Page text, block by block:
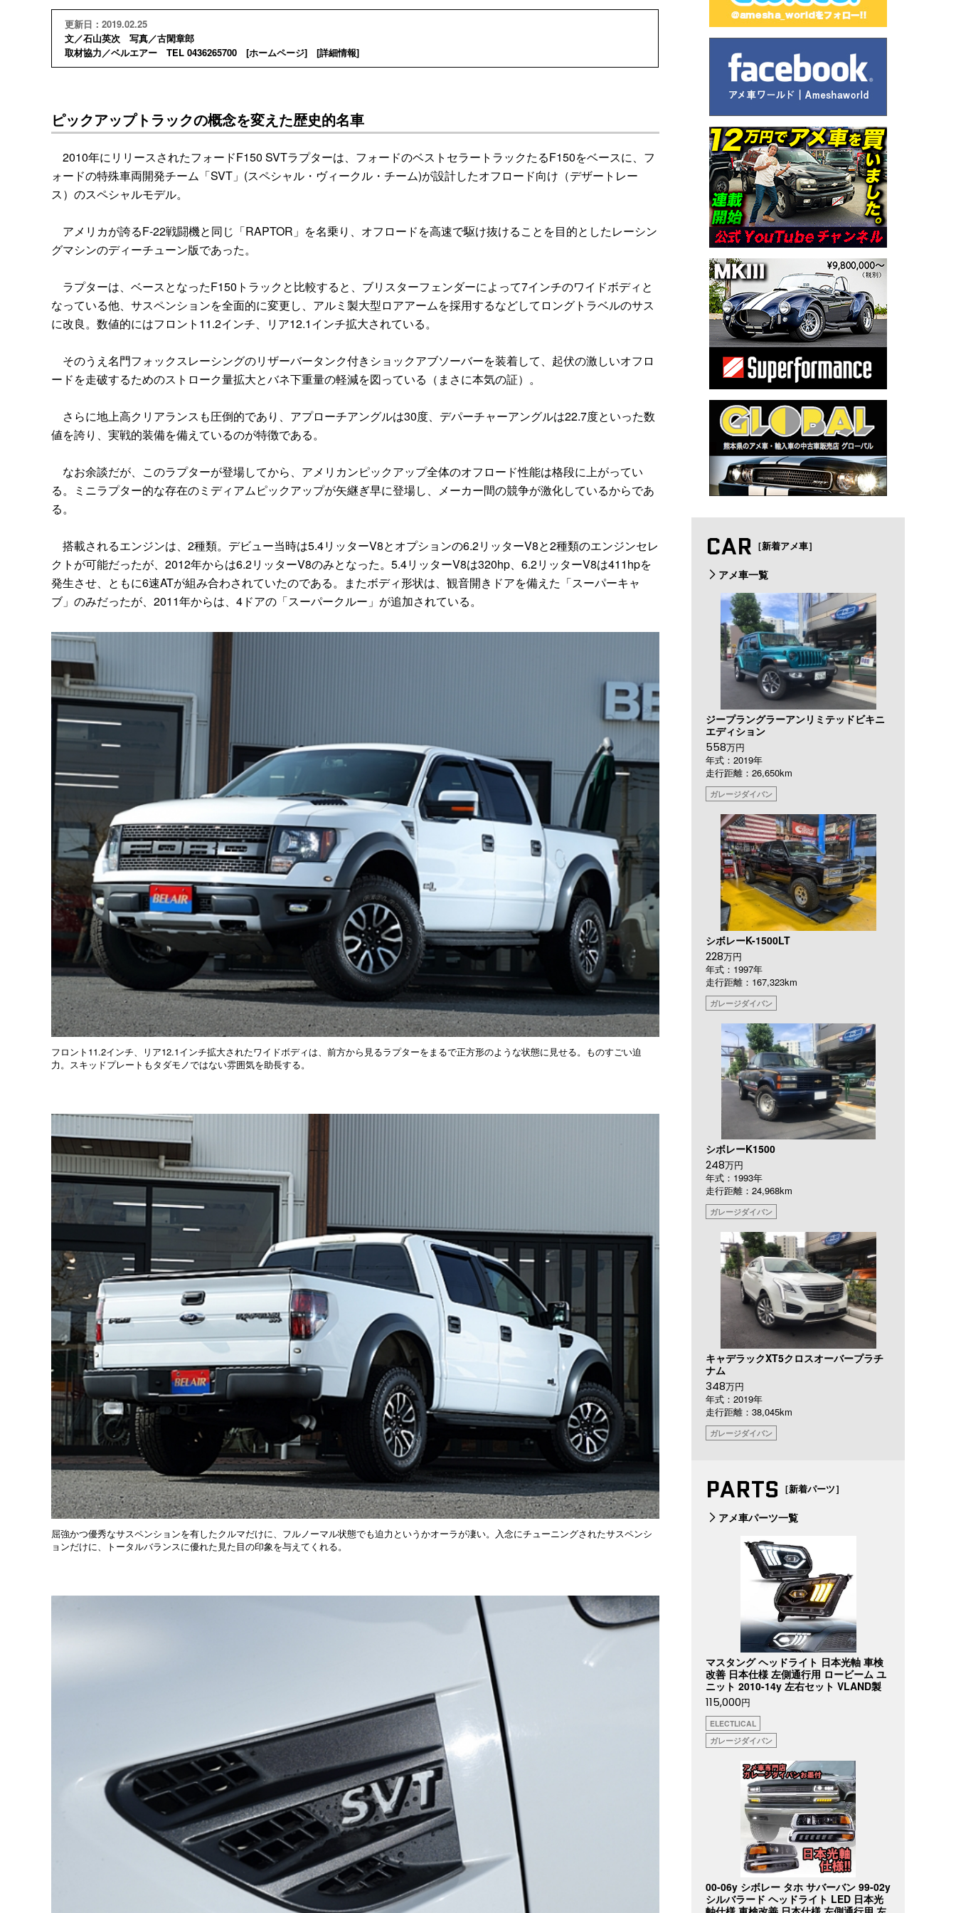
更新日：2019.02.25
文／石山英次 写真／古閑章郎
取材協力／ベルエアー TEL 0436265700 [ホームページ] [詳細情報]
ピックアップトラックの概念を変えた歴史的名車
2010年にリリースされたフォードF150 SVTラプターは、フォードのベストセラートラックたるF150をベースに、フ
ォードの特殊車両開発チーム「SVT」(スペシャル・ヴィークル・チーム)が設計したオフロード向け（デザートレー
ス）のスペシャルモデル。
アメリカが誇るF-22戦闘機と同じ「RAPTOR」を名乗り、オフロードを高速で駆け抜けることを目的としたレーシン
グマシンのディーチューン版であった。
ラプターは、ベースとなったF150トラックと比較すると、ブリスターフェンダーによって7インチのワイドボディと
なっている他、サスペンションを全面的に変更し、アルミ製大型ロアアームを採用するなどしてロングトラベルのサス
に改良。数値的にはフロント11.2インチ、リア12.1インチ拡大されている。
そのうえ名門フォックスレーシングのリザーバータンク付きショックアブソーバーを装着して、起伏の激しいオフロ
ードを走破するためのストローク量拡大とバネ下重量の軽減を図っている（まさに本気の証）。
さらに地上高クリアランスも圧倒的であり、アプローチアングルは30度、デパーチャーアングルは22.7度といった数
値を誇り、実戦的装備を備えているのが特徴である。
なお余談だが、このラプターが登場してから、アメリカンピックアップ全体のオフロード性能は格段に上がってい
る。ミニラプター的な存在のミディアムピックアップが矢継ぎ早に登場し、メーカー間の競争が激化しているからであ
る。
搭載されるエンジンは、2種類。デビュー当時は5.4リッターV8とオプションの6.2リッターV8と2種類のエンジンセレ
クトが可能だったが、2012年からは6.2リッターV8のみとなった。5.4リッターV8は320hp、6.2リッターV8は411hpを
発生させ、ともに6速ATが組み合わされていたのである。またボディ形状は、観音開きドアを備えた「スーパーキャ
ブ」のみだったが、2011年からは、4ドアの「スーパークルー」が追加されている。
フロント11.2インチ、リア12.1インチ拡大されたワイドボディは、前方から見るラプターをまるで正方形のような状態に見せる。ものすごい迫
力。スキッドプレートもタダモノではない雰囲気を助長する。
屈強かつ優秀なサスペンションを有したクルマだけに、フルノーマル状態でも迫力というかオーラが凄い。入念にチューニングされたサスペンシ
ョンだけに、トータルバランスに優れた見た目の印象を与えてくれる。
CAR ［新着アメ車］
アメ車一覧
ジープラングラーアンリミテッドビキニ
エディション
558万円
年式：2019年
走行距離：26,650km
ガレージダイバン
シボレーK-1500LT
228万円
年式：1997年
走行距離：167,323km
ガレージダイバン
シボレーK1500
248万円
年式：1993年
走行距離：24,968km
ガレージダイバン
キャデラックXT5クロスオーバープラチ
ナム
348万円
年式：2019年
走行距離：38,045km
ガレージダイバン
PARTS ［新着パーツ］
アメ車パーツ一覧
マスタング ヘッドライト 日本光軸 車検
改善 日本仕様 左側通行用 ロービーム ユ
ニット 2010-14y 左右セット VLAND製
115,000円
ELECTLICAL
ガレージダイバン
00-06y シボレー タホ サバーバン 99-02y
シルバラード ヘッドライト LED 日本光